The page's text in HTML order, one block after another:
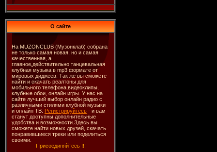
О сайте
На MUZONCLUB (Музонклаб) собрана
не только самая новая, но и самая
качественная, а
главное,действительно танцевальная
клубная музыка в mp3 формате от
мировых диджеев. Так же вы сможете
найти и скачать реалтоны для
мобильного телефона,видеоклипы,
клубные обои, онлайн игры. У нас на
сайте лучший выбор онлайн радио с
различными стилями клубной музыки
и онлайн ТВ. Регистрируйтесь - и вам
станут доступны дополнительные
удобства и возможности.Здесь вы
сможете найти новых друзей, скачать
понравившиеся треки или поделиться
своими.
Присоединяйтесь !!!